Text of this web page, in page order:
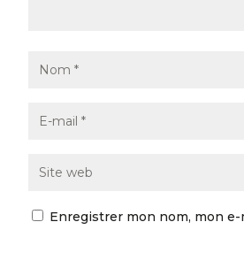
Enregistrer mon nom, mon